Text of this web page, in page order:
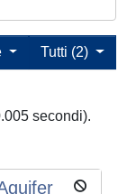
Tutti (2)
secondi).